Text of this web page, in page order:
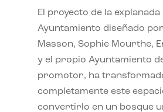
El proyecto de la explanada
Ayuntamiento diseñado
Masson, Sophie Mourthe,
y el propio Ayuntamiento
promotor, ha
completamente este
convertirlo en un bosque